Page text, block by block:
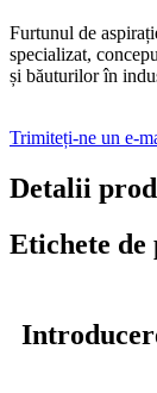
Furtunul de
specializat,
și băuturilor în
Trimiteți-ne un e-
Detalii
Etichete de